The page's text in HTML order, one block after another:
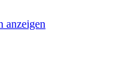
anzeigen